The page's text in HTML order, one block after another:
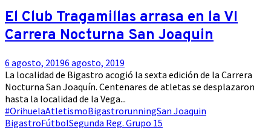
El Club Tragamillas arrasa en la VI
Carrera Nocturna San Joaquin
6 agosto, 20196 agosto, 2019
La localidad de Bigastro acogió la sexta edición de la Carrera
Nocturna San Joaquín. Centenares de atletas se desplazaron
hasta la localidad de la Vega...
#OrihuelaAtletismoBigastrorunningSan Joaquin
BigastroFútbolSegunda Reg. Grupo 15